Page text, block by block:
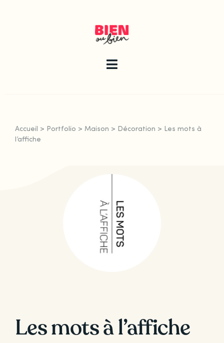
Toggle
Les articles
Qui sommes-nous ?
Accueil > Portfolio > Maison > Décoration > Les mots à
l’affiche
Les mots à l’affiche